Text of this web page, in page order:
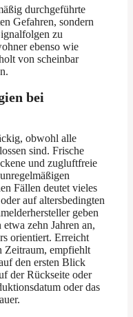
durchgeführte
Gefahren, sondern
zu
ebenso wie
von scheinbar
bei
obwohl alle
sind. Frische
und zugluftfreie
Fällen deutet vieles
auf altersbedingten
geben
zehn Jahren an,
orientiert. Erreicht
Zeitraum, empfiehlt
den ersten Blick
der Rückseite oder
oder das